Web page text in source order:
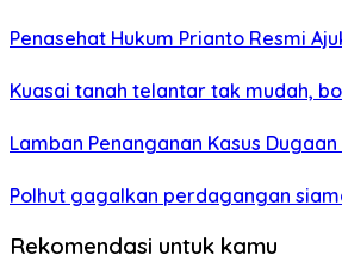
Penasehat Hukum Prianto Resmi
Kuasai tanah telantar tak mudah,
Lamban Penanganan Kasus
Polhut gagalkan perdagangan
Rekomendasi untuk kamu